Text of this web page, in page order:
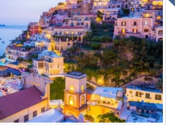
wifihozzáférés, légkondicionáló,
est vacsorával, amely során egy több száz
farmházban fogyasztjuk el bőséges
helyi dallamok és táncok kísérnek.
program vagyegész napos fakultatív
tengerparti városkákba: Otranto,